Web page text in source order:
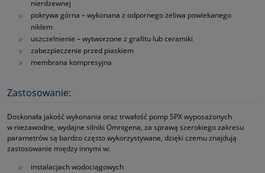
nierdzewnej
pokrywa górna – wykonana z odpornego żeliwa powlekanego
niklem
uszczelnienie – wytworzone z grafitu lub ceramiki
zabezpieczenie przed piaskiem
membrana kompresyjna
Zastosowanie:
Doskonała jakość wykonania oraz trwałość pomp SPX wyposażonych
w niezawodne, wydajne silniki Omnigena, za sprawą szerokiego zakresu
parametrów są bardzo często wykorzystywane, dzięki czemu znajdują
zastosowanie między innymi w:
instalacjach wodociągowych